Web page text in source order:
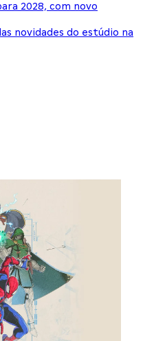
2028, com novo
novidades do estúdio na